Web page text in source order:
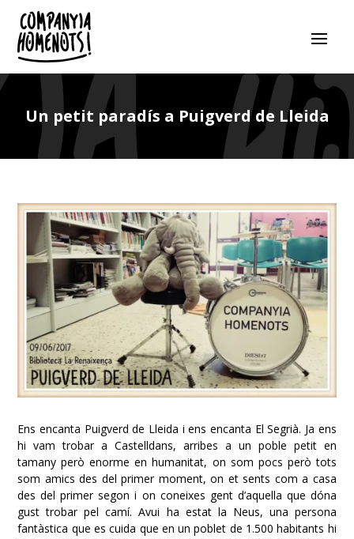
Un petit paradís a Puigverd de Lleida
Ens encanta Puigverd de Lleida i ens encanta El Segrià. Ja ens
hi vam trobar a Castelldans, arribes a un poble petit en
tamany però enorme en humanitat, on som pocs però tots
som amics des del primer moment, on et sents com a casa
des del primer segon i on coneixes gent d’aquella que dóna
gust trobar pel camí. Avui ha estat la Neus, una persona
fantàstica que es cuida que en un poblet de 1.500 habitants hi